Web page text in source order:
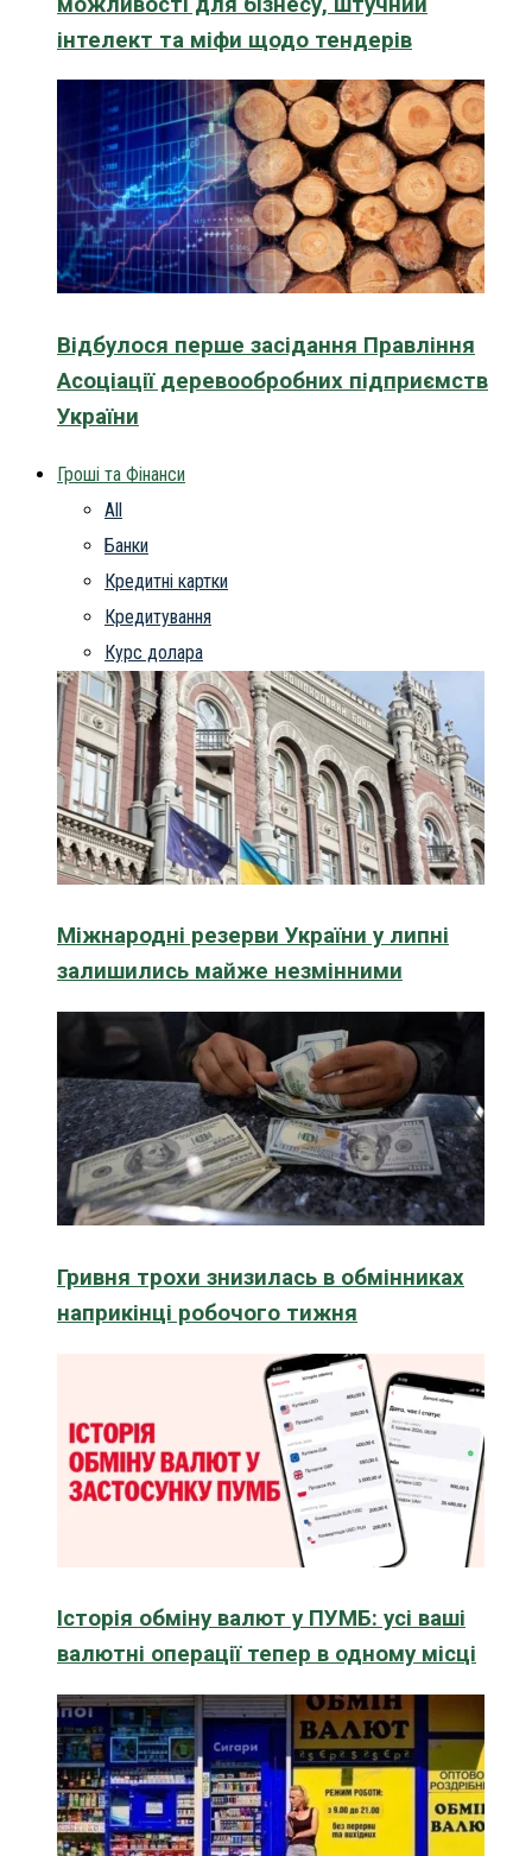
інтелект та міфи щодо тендерів
Відбулося перше засідання Правління
Асоціації деревообробних підприємств
України
Гроші та Фінанси
All
Банки
Кредитні картки
Кредитування
Курс долара
Міжнародні резерви України у липні
залишились майже незмінними
Гривня трохи знизилась в обмінниках
наприкінці робочого тижня
Історія обміну валют у ПУМБ: усі ваші
валютні операції тепер в одному місці